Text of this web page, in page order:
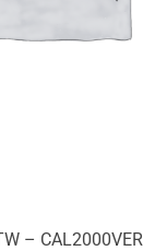
– CAL2000VER